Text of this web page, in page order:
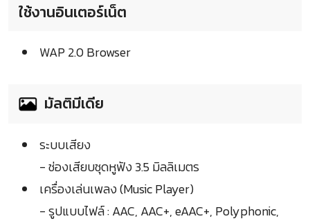
ใช้งานอินเตอร์เน็ต
WAP 2.0 Browser
มัลติมีเดีย
ระบบเสียง
- ช่องเสียบชุดหูฟัง 3.5 มิลลิเมตร
เครื่องเล่นเพลง (Music Player)
- รูปแบบไฟล์ : AAC, AAC+, eAAC+, Polyphonic,